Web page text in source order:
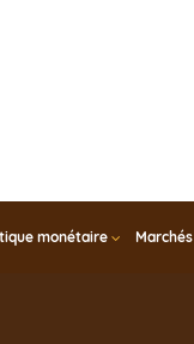
monétaire Marchés